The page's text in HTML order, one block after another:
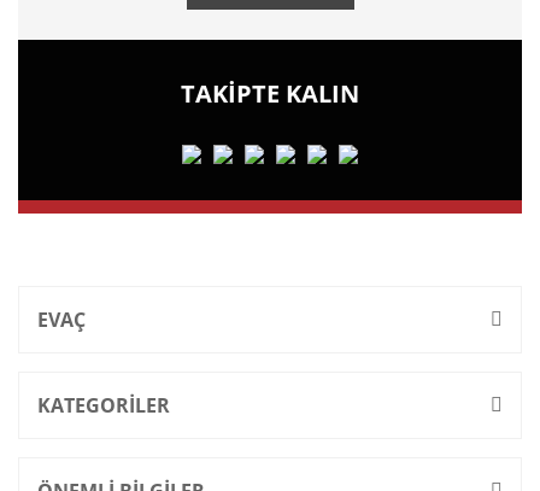
TAKİPTE KALIN
EVAÇ
KATEGORİLER